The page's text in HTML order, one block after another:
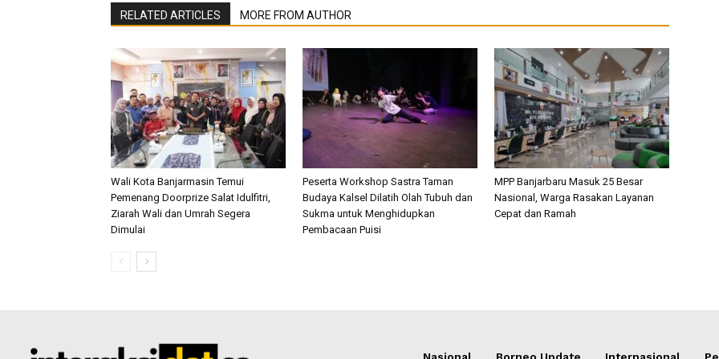
RELATED ARTICLES MORE FROM AUTHOR
Wali Kota Banjarmasin Temui
Pemenang Doorprize Salat Idulfitri,
Ziarah Wali dan Umrah Segera
Dimulai
Peserta Workshop Sastra Taman
Budaya Kalsel Dilatih Olah Tubuh dan
Sukma untuk Menghidupkan
Pembacaan Puisi
MPP Banjarbaru Masuk 25 Besar
Nasional, Warga Rasakan Layanan
Cepat dan Ramah
Nasional Borneo Update Internasional